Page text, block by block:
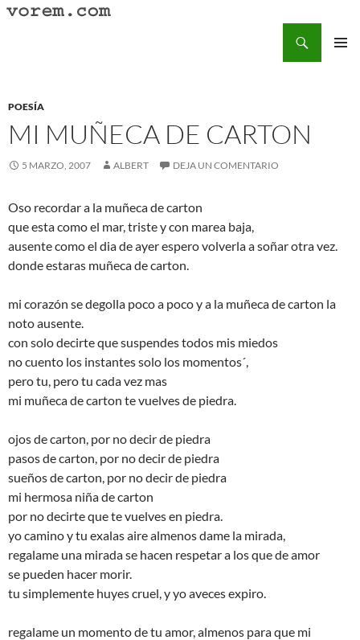
Saltar
POESÍA
MI MUÑECA DE CARTON
5 MARZO, 2007 ALBERT DEJA UN COMENTARIO
Oso recordar a la muñeca de carton
que esta como el mar, triste y con marea baja,
ausente como el dia de ayer espero volverla a soñar otra vez.
donde estaras muñeca de carton.
mi corazón se degolla poco a poco y a la muñeca de carton la
noto ausente.
con solo decirte que suspendes todos mis miedos
no cuento los instantes solo los momentos´,
pero tu, pero tu cada vez mas
mi muñeca de carton te vuelves de piedra.
ojos de carton, por no decir de piedra
pasos de carton, por no decir de piedra
sueños de carton, por no decir de piedra
mi hermosa niña de carton
por no decirte que te vuelves en piedra.
yo camino y tu exalas aire almenos dame la mirada,
regalame una mirada se hacen respetar a los que de amor
se pueden hacer morir.
tu simplemente huyes cruel, y yo aveces expiro.
regalame un momento de tu amor, almenos para que mi